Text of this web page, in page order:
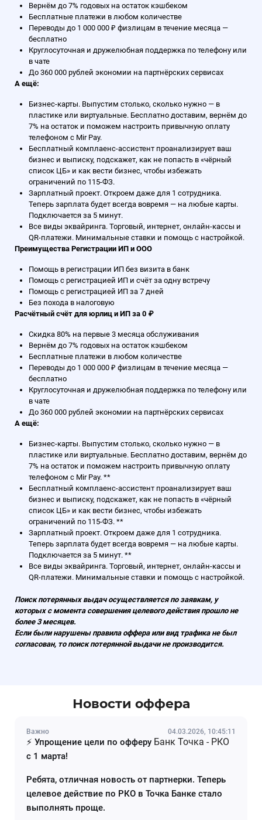
Вернём до 7% годовых на остаток кэшбеком
Бесплатные платежи в любом количестве
Переводы до 1 000 000 ₽ физлицам в течение месяца —
бесплатно
Круглосуточная и дружелюбная поддержка по телефону или
в чате
До 360 000 рублей экономии на партнёрских сервисах
А ещё:
Бизнес-карты. Выпустим столько, сколько нужно — в
пластике или виртуальные. Бесплатно доставим, вернём до
7% на остаток и поможем настроить привычную оплату
телефоном с Mir Pay.
Бесплатный комплаенс-ассистент проанализирует ваш
бизнес и выписку, подскажет, как не попасть в «чёрный
список ЦБ» и как вести бизнес, чтобы избежать
ограничений по 115-ФЗ.
Зарплатный проект. Откроем даже для 1 сотрудника.
Теперь зарплата будет всегда вовремя — на любые карты.
Подключается за 5 минут.
Все виды эквайринга. Торговый, интернет, онлайн-кассы и
QR-платежи. Минимальные ставки и помощь с настройкой.
Преимущества Регистрации ИП и ООО
Помощь в регистрации ИП без визита в банк
Помощь с регистрацией ИП и счёт за одну встречу
Помощь с регистрацией ИП за 7 дней
Без похода в налоговую
Расчётный счёт для юрлиц и ИП за 0 ₽
Скидка 80% на первые 3 месяца обслуживания
Вернём до 7% годовых на остаток кэшбеком
Бесплатные платежи в любом количестве
Переводы до 1 000 000 ₽ физлицам в течение месяца —
бесплатно
Круглосуточная и дружелюбная поддержка по телефону или
в чате
До 360 000 рублей экономии на партнёрских сервисах
А ещё:
Бизнес-карты. Выпустим столько, сколько нужно — в
пластике или виртуальные. Бесплатно доставим, вернём до
7% на остаток и поможем настроить привычную оплату
телефоном с Mir Pay. **
Бесплатный комплаенс-ассистент проанализирует ваш
бизнес и выписку, подскажет, как не попасть в «чёрный
список ЦБ» и как вести бизнес, чтобы избежать
ограничений по 115-ФЗ. **
Зарплатный проект. Откроем даже для 1 сотрудника.
Теперь зарплата будет всегда вовремя — на любые карты.
Подключается за 5 минут. **
Все виды эквайринга. Торговый, интернет, онлайн-кассы и
QR-платежи. Минимальные ставки и помощь с настройкой.
Поиск потерянных выдач осуществляется по заявкам, у
которых с момента совершения целевого действия прошло не
более 3 месяцев.
Если были нарушены правила оффера или вид трафика не был
согласован, то поиск потерянной выдачи не производится.
Новости оффера
Важно 04.03.2026, 10:45:11
⚡️ Упрощение цели по офферу Банк Точка - РКО
с 1 марта!
Ребята, отличная новость от партнерки. Теперь
целевое действие по РКО в Точка Банке стало
выполнять проще.